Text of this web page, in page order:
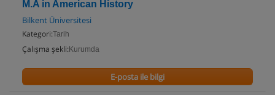
M.A in American History
Bilkent Üniversitesi
Kategori:Tarih
Çalışma şekli: Kurumda
E-posta ile bilgi